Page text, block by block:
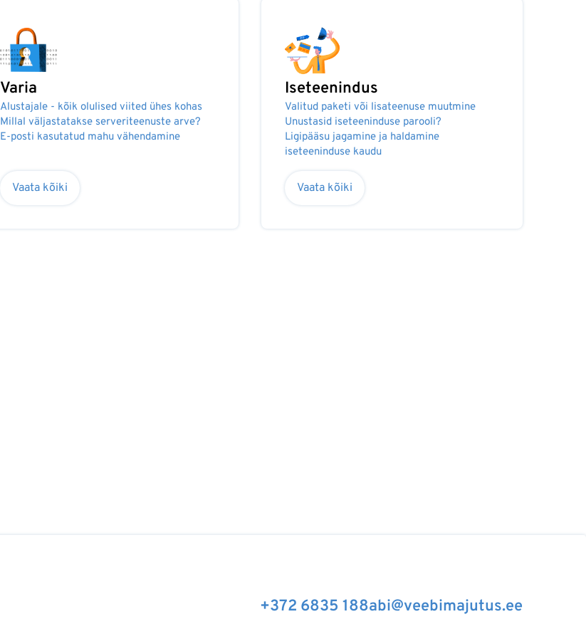
Varia
Alustajale - kõik olulised viited ühes kohas
Millal väljastatakse serveriteenuste arve?
E-posti kasutatud mahu vähendamine
Vaata kõiki
Iseteenindus
Valitud paketi või lisateenuse muutmine
Unustasid iseteeninduse parooli?
Ligipääsu jagamine ja haldamine
iseteeninduse kaudu
Vaata kõiki
+372 6835 188abi@veebimajutus.ee